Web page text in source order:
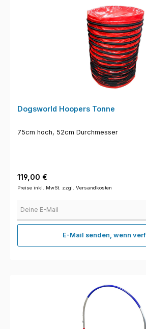
Dogsworld Hoopers Tonne
75cm hoch, 52cm Durchmesser
Regulärer Preis:
119,00 €
Preise inkl. MwSt. zzgl. Versandkosten
E-Mail senden, wenn